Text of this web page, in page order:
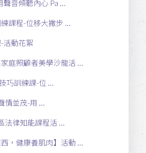
音傾聽內心 Pa ...
課程-位移大撇步 ...
活動花絮
庭照顧者美學沙龍活 ...
巧訓練課-位 ...
情並茂-用 ...
法律知能課程活 ...
西，健康養肌肉】活動 ...